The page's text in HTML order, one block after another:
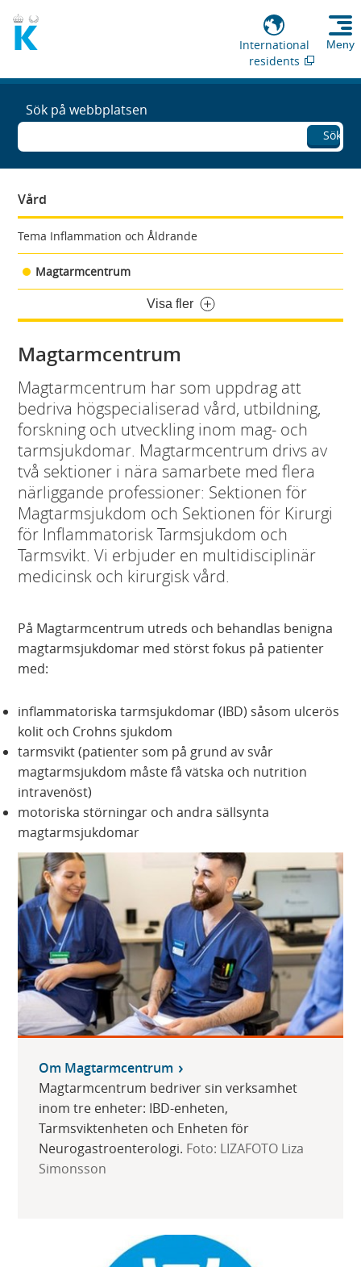
International
residents
Meny
Sök på webbplatsen
Sök
Vård
Tema Inflammation och Åldrande
Magtarmcentrum
Visa fler
Magtarmcentrum
Magtarmcentrum har som uppdrag att
bedriva högspecialiserad vård, utbildning,
forskning och utveckling inom mag- och
tarmsjukdomar. Magtarmcentrum drivs av
två sektioner i nära samarbete med flera
närliggande professioner: Sektionen för
Magtarmsjukdom och Sektionen för Kirurgi
för Inflammatorisk Tarmsjukdom och
Tarmsvikt. Vi erbjuder en multidisciplinär
medicinsk och kirurgisk vård.
På Magtarmcentrum utreds och behandlas benigna
magtarmsjukdomar med störst fokus på patienter
med:
inflammatoriska tarmsjukdomar (IBD) såsom ulcerös
kolit och Crohns sjukdom
tarmsvikt (patienter som på grund av svår
magtarmsjukdom måste få vätska och nutrition
intravenöst)
motoriska störningar och andra sällsynta
magtarmsjukdomar
Om Magtarmcentrum
Magtarmcentrum bedriver sin verksamhet
inom tre enheter: IBD-enheten,
Tarmsviktenheten och Enheten för
Neurogastroenterologi. Foto: LIZAFOTO Liza
Simonsson